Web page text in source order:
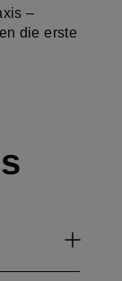
–
die erste